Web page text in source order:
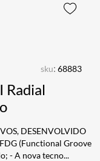
sku: 68883
Radial
DESENVOLVIDO
(Functional Groove
- A nova tecno...